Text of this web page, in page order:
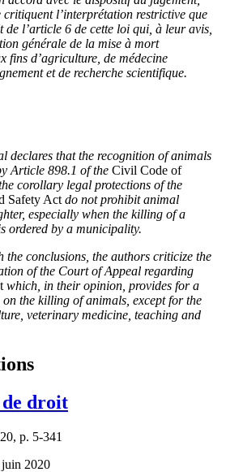
critiquent l’interprétation restrictive que
de l’article 6 de cette loi qui, à leur avis,
générale de la mise à mort
fins d’agriculture, de médecine
et de recherche scientifique.
declares that the recognition of animals
Article 898.1 of the Civil Code of
corollary legal protections of the
Safety Act do not prohibit animal
especially when the killing of a
ordered by a municipality.
the conclusions, the authors criticize the
of the Court of Appeal regarding
which, in their opinion, provides for a
the killing of animals, except for the
veterinary medicine, teaching and
de droit
p. 5-341
2020